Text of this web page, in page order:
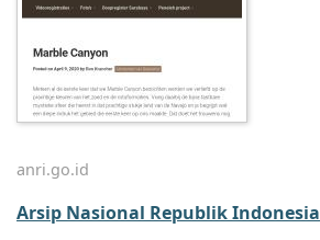
anri.go.id
Arsip Nasional Republik Indonesia